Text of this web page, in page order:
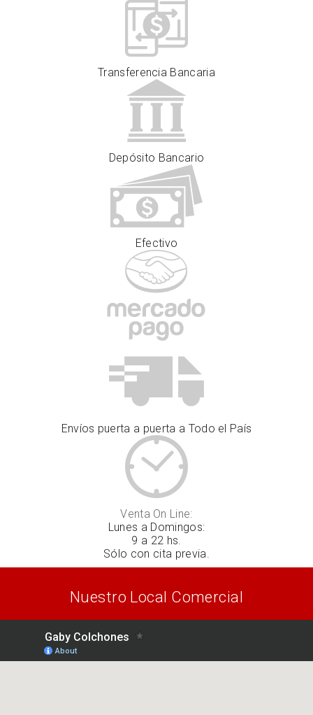
Transferencia Bancaria
Depósito Bancario
Efectivo
Envíos puerta a puerta a Todo el País
Venta On Line:
Lunes a Domingos:
9 a 22 hs.
Sólo con cita previa.
Nuestro Local Comercial